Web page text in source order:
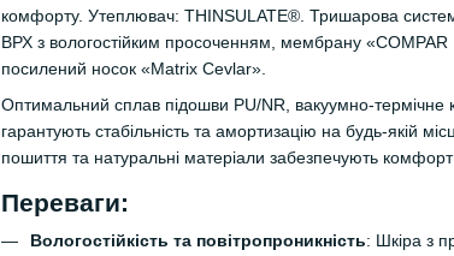
комфорту. Утеплювач: THINSULATE®. Тришарова
ВРХ з вологостійким просоченням, мембрану «COMPAR
посилений носок «Matrix Cevlar».
Оптимальний сплав підошви PU/NR, вакуумно-термічне
гарантують стабільність та амортизацію на будь-якій
пошиття та натуральні матеріали забезпечують
Переваги:
Вологостійкість та повітропроникність: Шкіра з